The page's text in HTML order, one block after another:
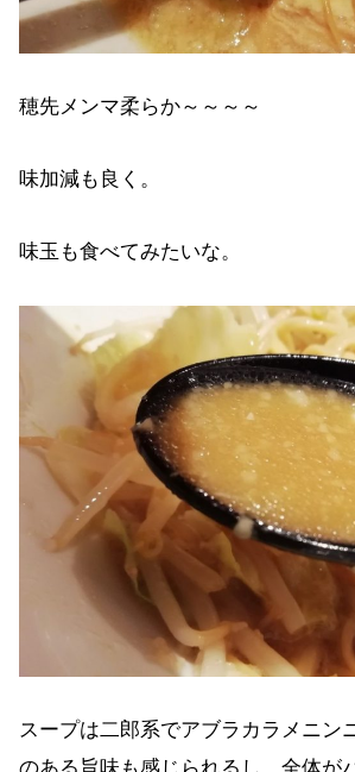
穂先メンマ柔らか～～～～
味加減も良く。
味玉も食べてみたいな。
スープは二郎系でアブラカラメニン
のある旨味も感じられるし、全体が